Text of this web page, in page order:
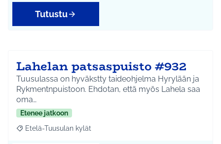
Tutustu
Lahelan patsaspuisto #932
Tuusulassa on hyväkstty taideohjelma Hyrylään ja
Rykmentnpuistoon. Ehdotan, että myös Lahela saa
oma…
Etenee jatkoon
Rajaa tulokset aihepiirin mukaan: Etelä-Tuusulan kylät
Etelä-Tuusulan kylät